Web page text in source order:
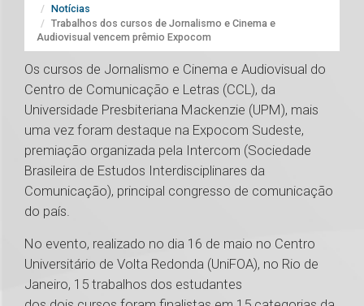
Notícias
Trabalhos dos cursos de Jornalismo e Cinema e
Audiovisual vencem prêmio Expocom
Os cursos de Jornalismo e Cinema e Audiovisual do
Centro de Comunicação e Letras (CCL), da
Universidade Presbiteriana Mackenzie (UPM), mais
uma vez foram destaque na Expocom Sudeste,
premiação organizada pela Intercom (Sociedade
Brasileira de Estudos Interdisciplinares da
Comunicação), principal congresso de comunicação
do país.
No evento, realizado no dia 16 de maio no Centro
Universitário de Volta Redonda (UniFOA), no Rio de
Janeiro, 15 trabalhos dos estudantes